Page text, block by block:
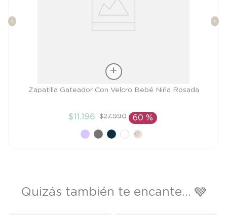
Talla
AÑADIR AL CARRITO
Zapatilla Gateador Con Velcro Bebé Niña Rosada
$11 .196 $27.990 60 %
Quizás también te encante... 🩶